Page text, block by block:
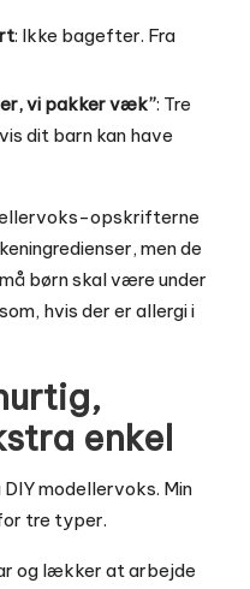
: Ikke bagefter. Fra
vi pakker væk”: Tre
dit barn kan have
opskrifterne
men de
børn skal være under
hvis der er allergi i
enkel
modellervoks. Min
tre typer.
og lækker at arbejde